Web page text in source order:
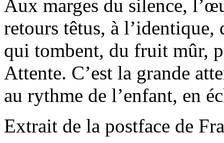
Aux marges du silence,
retours têtus, à l’identique,
qui tombent, du fruit mûr,
Attente. C’est la grande
au rythme de l’enfant, en
Extrait de la postface de